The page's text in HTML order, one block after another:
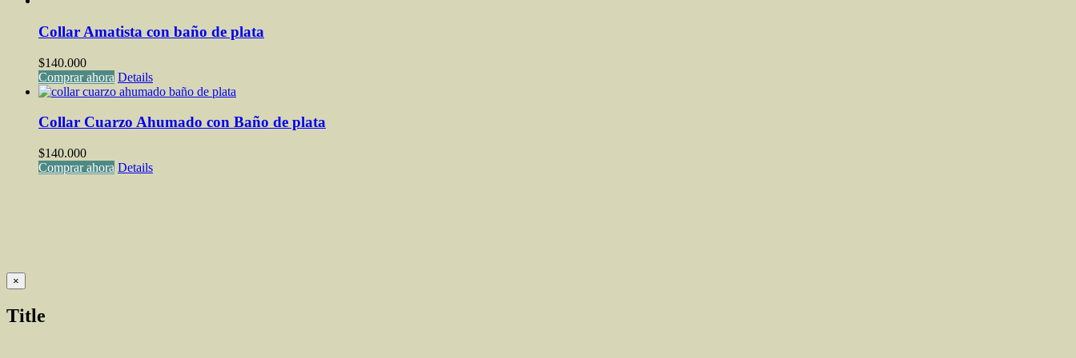
Collar Amatista con baño de plata
$140.000
Comprar ahora Details
Collar Cuarzo Ahumado con Baño de plata
$140.000
Comprar ahora Details
Close
product
view
×
Title